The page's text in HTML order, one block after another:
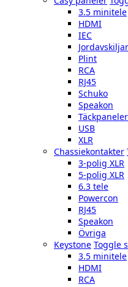
3.5 minitele
HDMI
IEC
Plint
RCA
RJ45
Schuko
Speakon
Täckpaneler
USB
XLR
Chassiekontakter
3-polig XLR
5-polig XLR
6.3 tele
Powercon
RJ45
Speakon
Övriga
Keystone Toggle
3.5 minitele
HDMI
RCA